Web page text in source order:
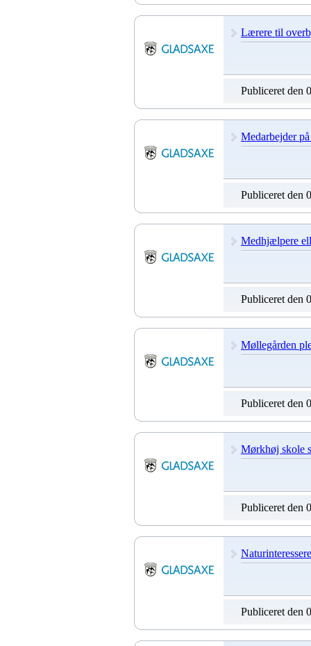
Lærere til
Publiceret den
Medarbejder
Publiceret den
Medhjælpere
Publiceret den
Møllegården
Publiceret den
Mørkhøj skole
Publiceret den
Publiceret den